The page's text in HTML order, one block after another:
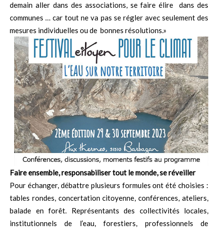
demain aller dans des associations, se faire élire dans des
communes … car tout ne va pas se régler avec seulement des
mesures individuelles ou de bonnes résolutions.»
Faire ensemble, responsabiliser tout le monde, se réveiller
Pour échanger, débattre plusieurs formules ont été choisies :
tables rondes, concertation citoyenne, conférences, ateliers,
balade en forêt. Représentants des collectivités locales,
institutionnels de l’eau, forestiers, professionnels de